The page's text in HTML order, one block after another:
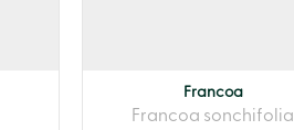
Francoa
Francoa sonchifolia